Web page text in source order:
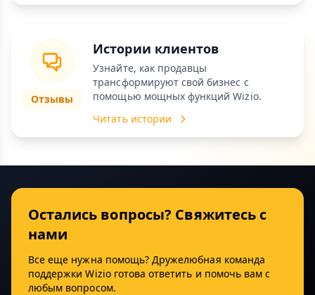
Отзывы
Истории клиентов
Узнайте, как продавцы
трансформируют свой бизнес с
помощью мощных функций Wizio.
Читать истории
Остались вопросы? Свяжитесь с
нами
Все еще нужна помощь? Дружелюбная команда
поддержки Wizio готова ответить и помочь вам с
любым вопросом.